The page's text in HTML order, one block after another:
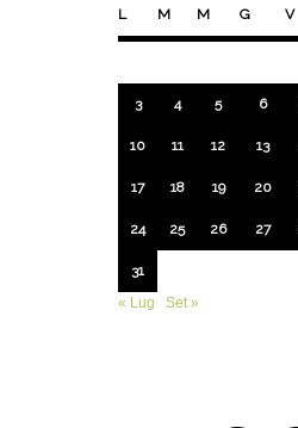
L M M G V
3 4 5 6
10 11 12 13
17 18 19 20
24 25 26 27
31
« Lug
Set »